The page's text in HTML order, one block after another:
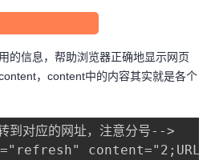
的信息，帮助浏览器正确地显示网页
，content中的内容其实就是各个
对应的网址，注意分号-->